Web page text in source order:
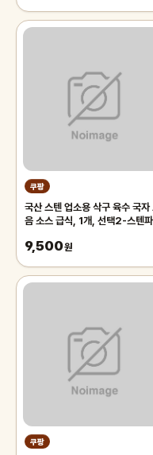
쿠팡
국산 스텐 업소용 삭구 육수 국자
음 소스 급식, 1개, 선택2-스텐
9,500원
쿠팡